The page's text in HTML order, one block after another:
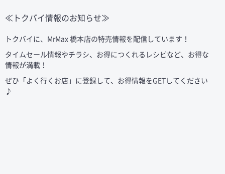
≪トクバイ情報のお知らせ≫
トクバイに、MrMax橋本店の特売情報を配信しています！
タイムセール情報やチラシ、お得につくれるレシピなど、お得な
情報が満載！
ぜひ「よく行くお店」に登録して、お得情報をGETしてください
♪